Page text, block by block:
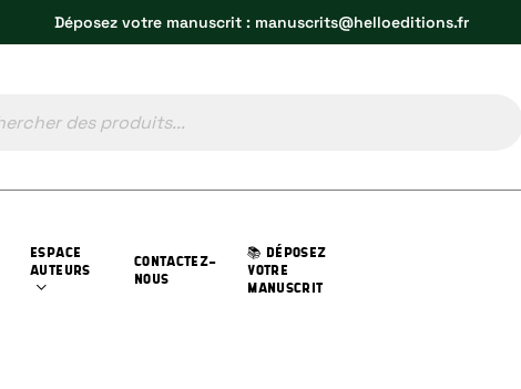
Déposez votre manuscrit : manuscrits@helloeditions.fr
ESPACE
AUTEURS
CONTACTEZ-
NOUS
📚 DÉPOSEZ
VOTRE
MANUSCRIT